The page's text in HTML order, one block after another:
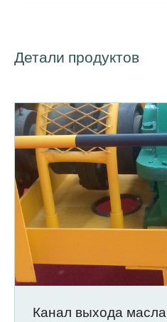
Детали продуктов
Канал выхода масла